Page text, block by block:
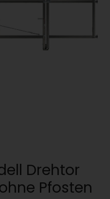
Drehtor
Pfosten